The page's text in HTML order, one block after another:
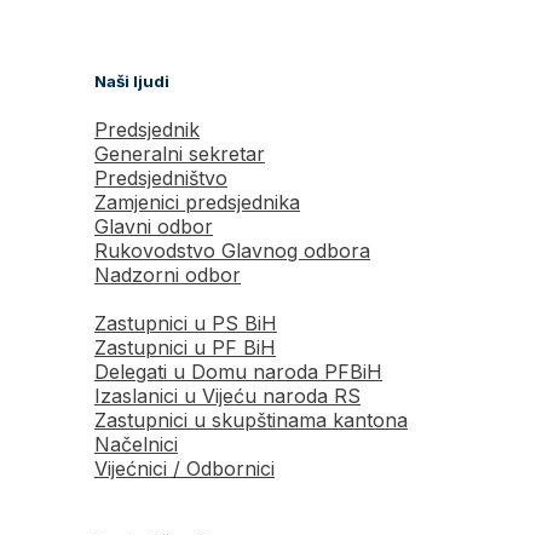
Naši ljudi
Predsjednik
Generalni sekretar
Predsjedništvo
Zamjenici predsjednika
Glavni odbor
Rukovodstvo Glavnog odbora
Nadzorni odbor
Zastupnici u PS BiH
Zastupnici u PF BiH
Delegati u Domu naroda PFBiH
Izaslanici u Vijeću naroda RS
Zastupnici u skupštinama kantona
Načelnici
Vijećnici / Odbornici